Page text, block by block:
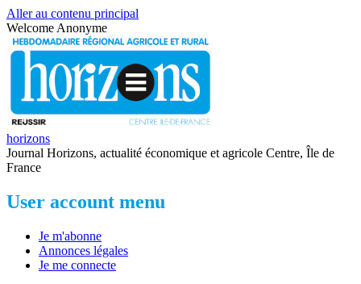
Aller au contenu principal
Welcome Anonyme
horizons
Journal Horizons, actualité économique et agricole Centre, Île de
France
User account menu
Je m'abonne
Annonces légales
Je me connecte